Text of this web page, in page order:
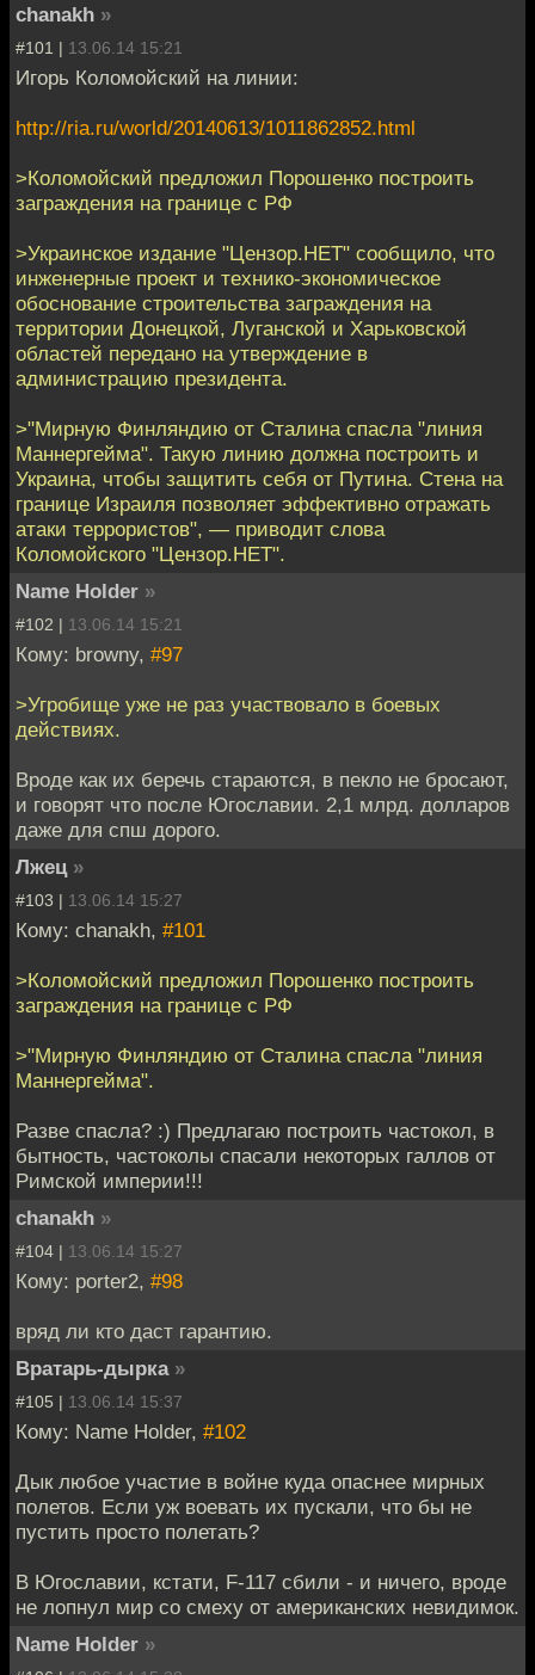
chanakh »
#101 | 13.06.14 15:21
Игорь Коломойский на линии:
http://ria.ru/world/20140613/1011862852.html
>Коломойский предложил Порошенко построить
заграждения на границе с РФ
>Украинское издание "Цензор.НЕТ" сообщило, что
инженерные проект и технико-экономическое
обоснование строительства заграждения на
территории Донецкой, Луганской и Харьковской
областей передано на утверждение в
администрацию президента.
>"Мирную Финляндию от Сталина спасла "линия
Маннергейма". Такую линию должна построить и
Украина, чтобы защитить себя от Путина. Стена на
границе Израиля позволяет эффективно отражать
атаки террористов", — приводит слова
Коломойского "Цензор.НЕТ".
Name Holder »
#102 | 13.06.14 15:21
Кому: browny, #97
>Угробище уже не раз участвовало в боевых
действиях.
Вроде как их беречь стараются, в пекло не бросают,
и говорят что после Югославии. 2,1 млрд. долларов
даже для спш дорого.
Лжец »
#103 | 13.06.14 15:27
Кому: chanakh, #101
>Коломойский предложил Порошенко построить
заграждения на границе с РФ
>"Мирную Финляндию от Сталина спасла "линия
Маннергейма".
Разве спасла? :) Предлагаю построить частокол, в
бытность, частоколы спасали некоторых галлов от
Римской империи!!!
chanakh »
#104 | 13.06.14 15:27
Кому: porter2, #98
вряд ли кто даст гарантию.
Вратарь-дырка »
#105 | 13.06.14 15:37
Кому: Name Holder, #102
Дык любое участие в войне куда опаснее мирных
полетов. Если уж воевать их пускали, что бы не
пустить просто полетать?
В Югославии, кстати, F-117 сбили - и ничего, вроде
не лопнул мир со смеху от американских невидимок.
Name Holder »